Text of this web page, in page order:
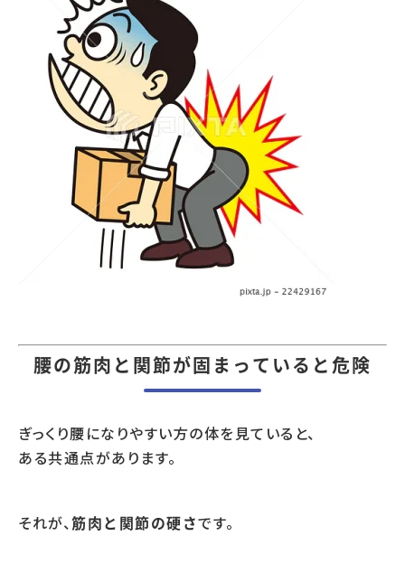
腰の筋肉と関節が固まっていると危険
ぎっくり腰になりやすい方の体を見ていると、
ある共通点があります。
それが、筋肉と関節の硬さです。